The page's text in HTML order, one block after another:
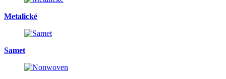
Metalické
Samet